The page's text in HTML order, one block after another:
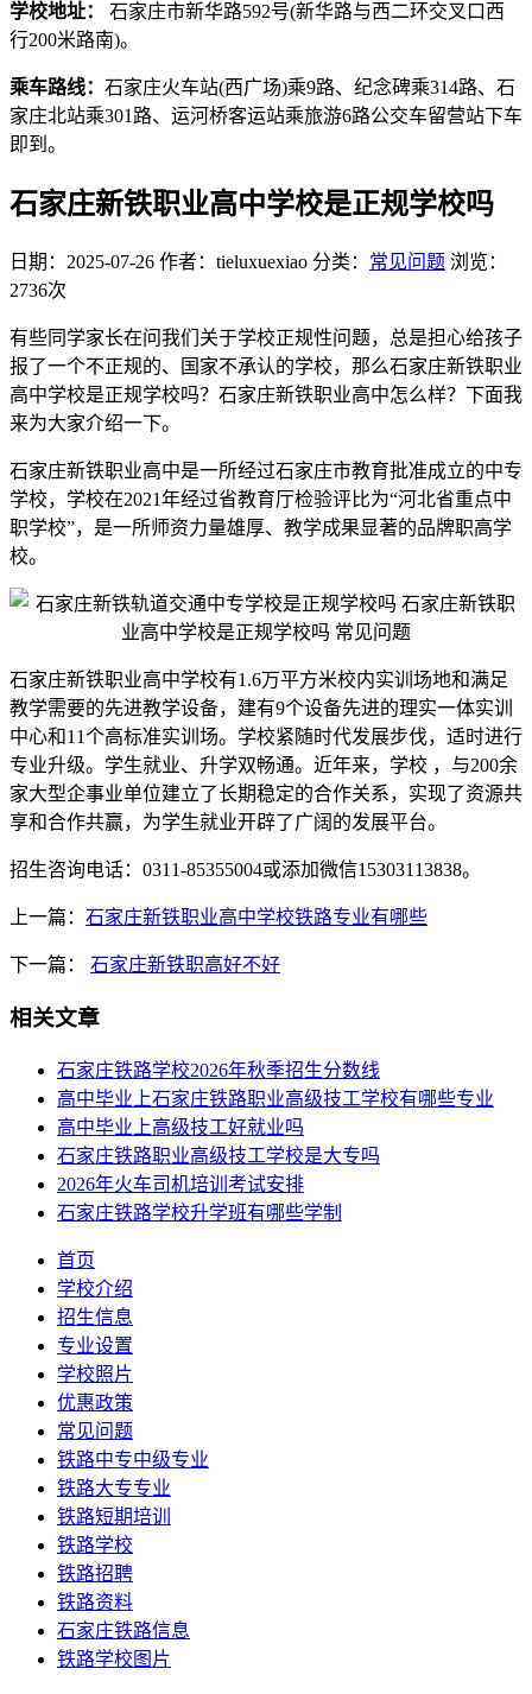
学校地址： 石家庄市新华路592号(新华路与西二环交叉口西
行200米路南)。
乘车路线： 石家庄火车站(西广场)乘9路、纪念碑乘314路、石
家庄北站乘301路、运河桥客运站乘旅游6路公交车留营站下车
即到。
石家庄新铁职业高中学校是正规学校吗
日期：2025-07-26 作者：tieluxuexiao 分类： 常见问题 浏览：
2736次
有些同学家长在问我们关于学校正规性问题，总是担心给孩子
报了一个不正规的、国家不承认的学校，那么石家庄新铁职业
高中学校是正规学校吗？石家庄新铁职业高中怎么样？下面我
来为大家介绍一下。
石家庄新铁职业高中是一所经过石家庄市教育批准成立的中专
学校，学校在2021年经过省教育厅检验评比为“河北省重点中
职学校”，是一所师资力量雄厚、教学成果显著的品牌职高学
校。
石家庄新铁职业高中学校有1.6万平方米校内实训场地和满足
教学需要的先进教学设备，建有9个设备先进的理实一体实训
中心和11个高标准实训场。学校紧随时代发展步伐，适时进行
专业升级。学生就业、升学双畅通。近年来，学校 ，与200余
家大型企事业单位建立了长期稳定的合作关系，实现了资源共
享和合作共赢，为学生就业开辟了广阔的发展平台。
招生咨询电话：0311-85355004或添加微信15303113838。
上一篇： 石家庄新铁职业高中学校铁路专业有哪些
下一篇： 石家庄新铁职高好不好
相关文章
石家庄铁路学校2026年秋季招生分数线
高中毕业上石家庄铁路职业高级技工学校有哪些专业
高中毕业上高级技工好就业吗
石家庄铁路职业高级技工学校是大专吗
2026年火车司机培训考试安排
石家庄铁路学校升学班有哪些学制
首页
学校介绍
招生信息
专业设置
学校照片
优惠政策
常见问题
铁路中专中级专业
铁路大专专业
铁路短期培训
铁路学校
铁路招聘
铁路资料
石家庄铁路信息
铁路学校图片